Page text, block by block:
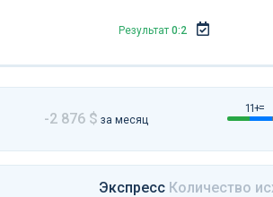
Результат 0:2
-2 876 $ за месяц
1 +
1 =
Экспресс Количество